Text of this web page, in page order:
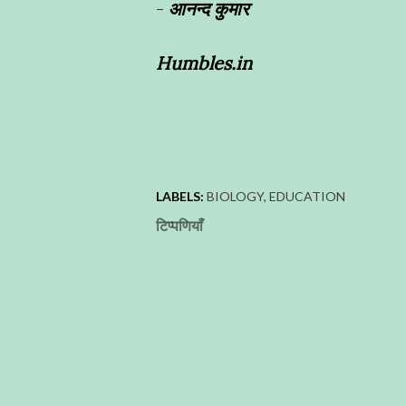
- आनन्द कुमार
Humbles.in
LABELS: BIOLOGY EDUCATION
टिप्पणियाँ